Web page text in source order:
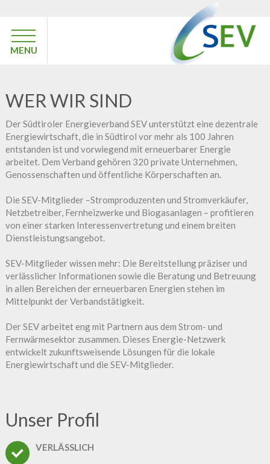
MENU
WER WIR SIND
Der Südtiroler Energieverband SEV unterstützt eine dezentrale
Energiewirtschaft, die in Südtirol vor mehr als 100 Jahren
entstanden ist und vorwiegend mit erneuerbarer Energie
arbeitet. Dem Verband gehören 320 private Unternehmen,
Genossenschaften und öffentliche Körperschaften an.
Die SEV-Mitglieder –Stromproduzenten und Stromverkäufer,
Netzbetreiber, Fernheizwerke und Biogasanlagen – profitieren
von einer starken Interessenvertretung und einem breiten
Dienstleistungsangebot.
SEV-Mitglieder wissen mehr: Die Bereitstellung präziser und
verlässlicher Informationen sowie die Beratung und Betreuung
in allen Bereichen der erneuerbaren Energien stehen im
Mittelpunkt der Verbandstätigkeit.
Der SEV arbeitet eng mit Partnern aus dem Strom- und
Fernwärmesektor zusammen. Dieses Energie-Netzwerk
entwickelt zukunftsweisende Lösungen für die lokale
Energiewirtschaft und die SEV-Mitglieder.
Unser Profil
VERLÄSSLICH